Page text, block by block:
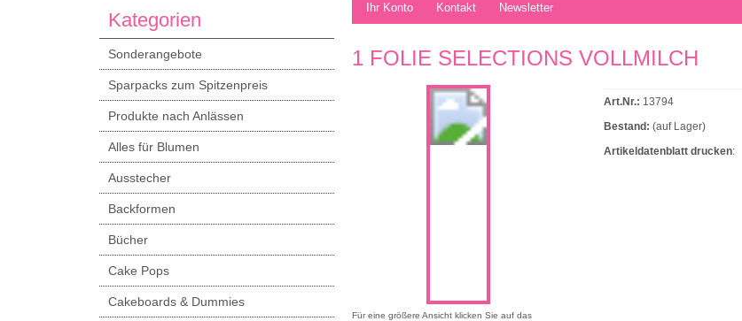
Ihr Konto Kontakt Newsletter
1 FOLIE SELECTIONS VOLLMILCH
Für eine größere Ansicht klicken Sie auf das
Art.Nr.: 13794
Bestand: (auf Lager)
Artikeldatenblatt drucken:
Kategorien
Sonderangebote
Sparpacks zum Spitzenpreis
Produkte nach Anlässen
Alles für Blumen
Ausstecher
Backformen
Bücher
Cake Pops
Cakeboards & Dummies